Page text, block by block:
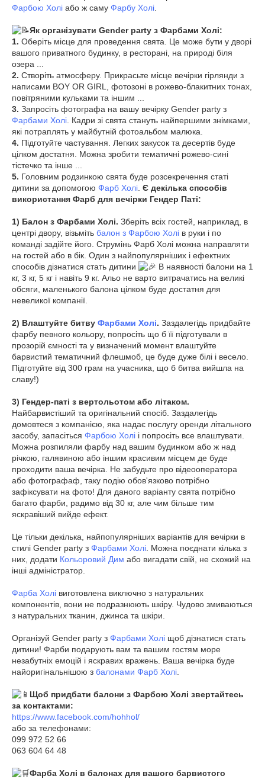
Фарбою Холі або ж саму Фарбу Холі
Як організувати Gender party з Фарбами Холі:
1. Оберіть місце для проведення свята. Це може бути у дворі
вашого приватного будинку, в ресторані, на природі біля
озера ...
2. Створіть атмосферу. Прикрасьте місце вечірки гірлянди з
написами BOY OR GIRL, фотозоні в рожево-блакитних тонах,
повітряними кульками та іншим ...
3. Запросіть фотографа на вашу вечірку Gender party з
Фарбами Холі . Кадри зі свята стануть найпершими знімками,
які потраплять у майбутній фотоальбом малюка.
4. Підготуйте частування. Легких закусок та десертів буде
цілком достатня. Можна зробити тематичні рожево-сині
тістечко та інше ...
5. Головним родзинкою свята буде розсекречення статі
дитини за допомогою Фарб Холі Є декілька способів
використання Фарб для вечірки Гендер Паті:
1) Балон з Фарбами Холі. Зберіть всіх гостей, наприклад, в
центрі двору, візьміть балон з Фарбою Холі в руки і по
команді задійте його. Струмінь Фарб Холі можна направляти
на гостей або в бік. Один з найпопулярніших і ефектних
способів дізнатися стать дитини
В наявності балони на 1
кг, 3 кг, 5 кг і навіть 9 кг. Альо не варто витрачатись на великі
обсяги, маленького балона цілком буде достатня для
невеликої компанії.
2) Влаштуйте битву Фарбами Холі. Заздалегідь придбайте
фарбу певного кольору, попросіть що б її підготували в
прозорій ємності та у визначений момент влаштуйте
барвистий тематичний флешмоб, це буде дуже білі і весело.
Підготуйте від 300 грам на учасника, що б битва вийшла на
славу!)
3) Гендер-паті з вертольотом або літаком.
Найбарвистіший та оригінальний спосіб. Заздалегідь
домовтеся з компанією, яка надає послугу оренди літального
засобу, запасіться Фарбою Холі і попросіть все влаштувати.
Можна розпиляли фарбу над вашим будинком або ж над
річкою, галявиною або іншим красивим місцем де буде
проходити ваша вечірка. Не забудьте про відеооператора
або фотографаф, таку подію обов'язково потрібно
зафіксувати на фото! Для даного варіанту свята потрібно
багато фарби, радимо від 30 кг, але чим більше тим
яскравіший вийде ефект.
Це тільки декілька, найпопулярніших варіантів для вечірки в
стилі Gender party з Фарбами Холі . Можна поєднати кілька з
них, додати Кольоровий Дим або вигадати свій, не схожий на
інші адміністратор.
Фарба Холі виготовлена виключно з натуральних
компонентів, вони не подразнюють шкіру. Чудово змиваються
з натуральних тканин, джинса та шкіри.
Організуй Gender party з Фарбами Холі щоб дізнатися стать
дитини! Фарби подарують вам та вашим гостям море
незабутніх емоцій і яскравих вражень. Ваша вечірка буде
найоригінальнішою з балонами Фарб Холі
Щоб придбати балони з Фарбою Холі звертайтесь
за контактами:
https://www.facebook.com/hohhol/
або за телефонами:
099 972 52 66
063 604 64 48
Фарба Холі в балонах для вашого барвистого